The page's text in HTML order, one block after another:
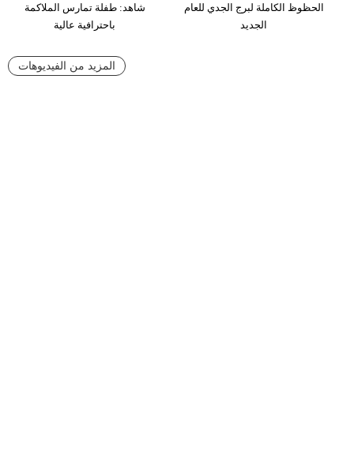
شاهد: طفلة تمارس الملاكمة
باحترافية عالية
الحظوظ الكاملة لبرج الجدي للعام
الجديد
المزيد من الفيديوهات